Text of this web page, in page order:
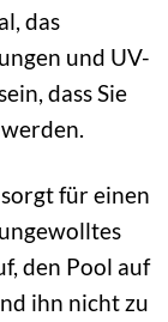
das
und UV-
dass Sie
für einen
den Pool auf
ihn nicht zu